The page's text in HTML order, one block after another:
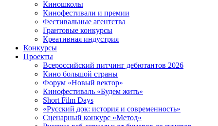
Киношколы
Кинофестивали и премии
Фестивальные агентства
Грантовые конкурсы
Креативная индустрия
Конкурсы
Проекты
Всероссийский питчинг дебютантов 2026
Кино большой страны
Форум «Новый вектор»
Кинофестиваль «Будем жить»
Short Film Days
«Русский док: история и современность»
Сценарный конкурс «Метод»